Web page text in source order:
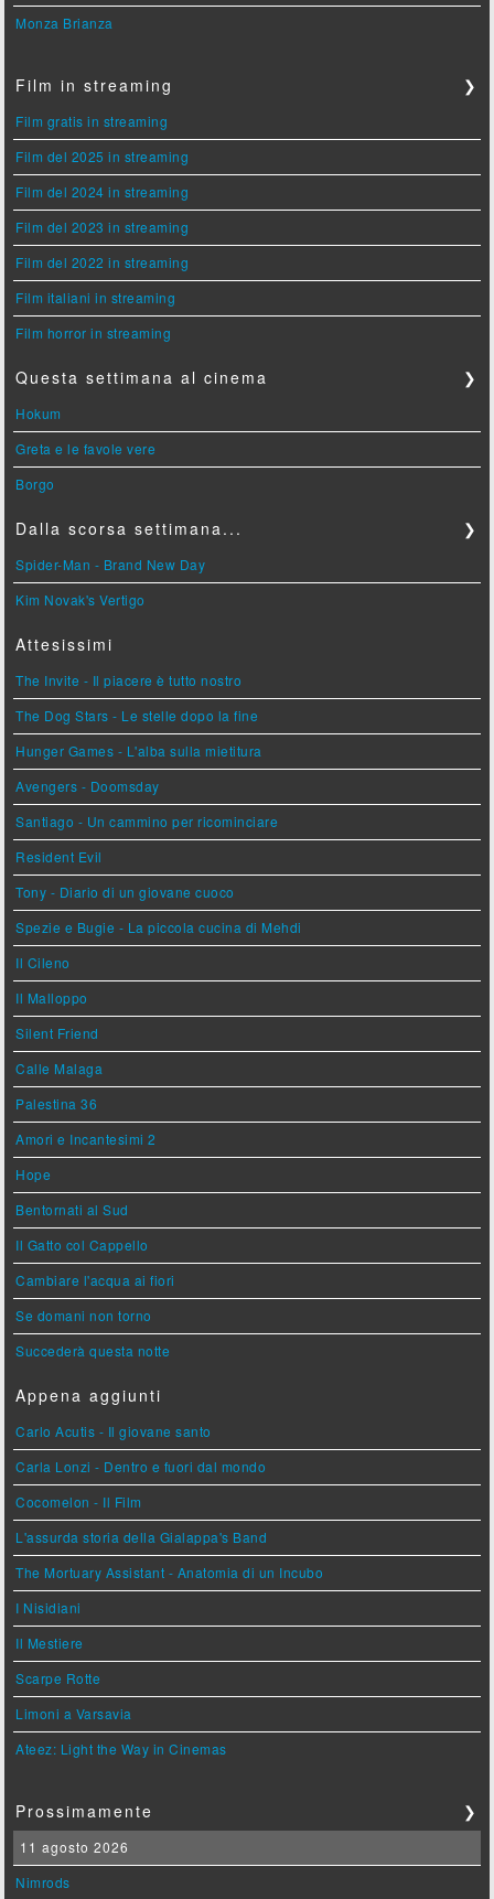
Monza Brianza
Film in streaming ❯
Film gratis in streaming
Film del 2025 in streaming
Film del 2024 in streaming
Film del 2023 in streaming
Film del 2022 in streaming
Film italiani in streaming
Film horror in streaming
Questa settimana al cinema ❯
Hokum
Greta e le favole vere
Borgo
Dalla scorsa settimana... ❯
Spider-Man - Brand New Day
Kim Novak's Vertigo
Attesissimi
The Invite - Il piacere è tutto nostro
The Dog Stars - Le stelle dopo la fine
Hunger Games - L'alba sulla mietitura
Avengers - Doomsday
Santiago - Un cammino per ricominciare
Resident Evil
Tony - Diario di un giovane cuoco
Spezie e Bugie - La piccola cucina di Mehdi
Il Cileno
Il Malloppo
Silent Friend
Calle Malaga
Palestina 36
Amori e Incantesimi 2
Hope
Bentornati al Sud
Il Gatto col Cappello
Cambiare l'acqua ai fiori
Se domani non torno
Succederà questa notte
Appena aggiunti
Carlo Acutis - Il giovane santo
Carla Lonzi - Dentro e fuori dal mondo
Cocomelon - Il Film
L'assurda storia della Gialappa's Band
The Mortuary Assistant - Anatomia di un Incubo
I Nisidiani
Il Mestiere
Scarpe Rotte
Limoni a Varsavia
Ateez: Light the Way in Cinemas
Prossimamente ❯
11 agosto 2026
Nimrods